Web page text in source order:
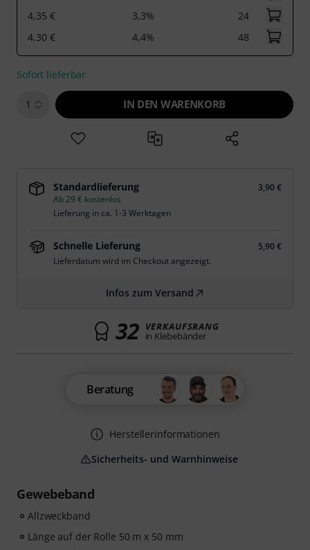
Gewebeband
Allzweckband
Länge auf der Rolle 50 m x 50 mm
4,35 €
3,3%
24
4,30 €
4,4% 48
Sofort lieferbar
1 IN DEN WARENKORB
Standardlieferung
3,90 €
Ab 29 € kostenlos
Lieferung in ca. 1-3 Werktagen
Schnelle Lieferung
5,90 €
Lieferdatum wird im Checkout angezeigt.
Infos zum Versand
32 VERKAUFSRANG
in Klebebänder
Beratung
Herstellerinformationen
Sicherheits- und Warnhinweise